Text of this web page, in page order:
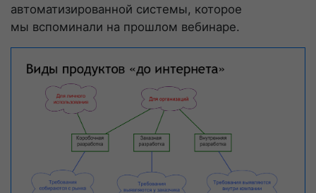
автоматизированной системы, которое
мы вспоминали на прошлом вебинаре.